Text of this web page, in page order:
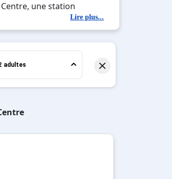
une station
avec la beauté des
l'occasion parfaite
Lire plus...
adultes